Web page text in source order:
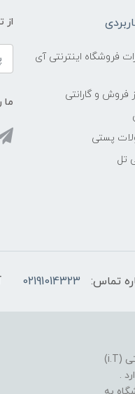
فروشگاه اینترنتی آی
و گارانتی
پستی
تل
از
ما
تماس: 02191014323
فروشگاه موبایل آی تی تل از سال 1380 افتخار خدمت گذاری در عرصه تولید و توزیع محصولات آی تی (i.T)
.
به